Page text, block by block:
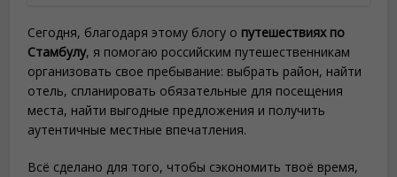
Сегодня, благодаря этому блогу о путешествиях по
Стамбулу, я помогаю российским путешественникам
организовать свое пребывание: выбрать район, найти
отель, спланировать обязательные для посещения
места, найти выгодные предложения и получить
аутентичные местные впечатления.
Всё сделано для того, чтобы сэкономить твоё время,